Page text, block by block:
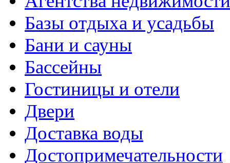
Базы отдыха и усадьбы
Бани и сауны
Бассейны
Гостиницы и отели
Двери
Доставка воды
Достопримечательности